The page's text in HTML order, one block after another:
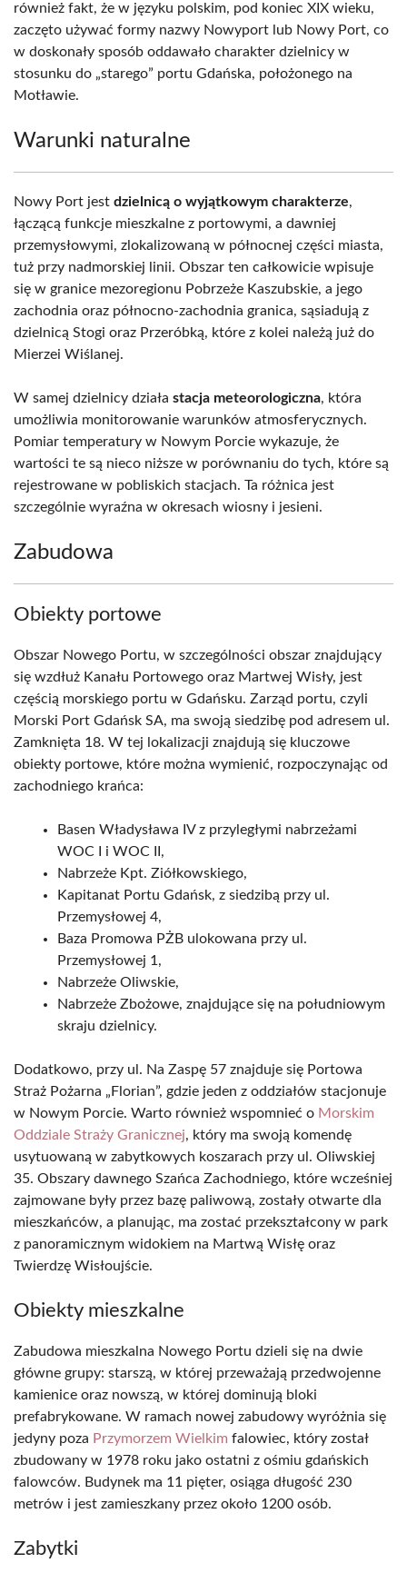
również fakt, że w języku polskim, pod koniec XIX wieku,
zaczęto używać formy nazwy Nowyport lub Nowy Port, co
w doskonały sposób oddawało charakter dzielnicy w
stosunku do „starego” portu Gdańska, położonego na
Motławie.
Warunki naturalne
Nowy Port jest dzielnicą o wyjątkowym charakterze,
łączącą funkcje mieszkalne z portowymi, a dawniej
przemysłowymi, zlokalizowaną w północnej części miasta,
tuż przy nadmorskiej linii. Obszar ten całkowicie wpisuje
się w granice mezoregionu Pobrzeże Kaszubskie, a jego
zachodnia oraz północno-zachodnia granica, sąsiadują z
dzielnicą Stogi oraz Przeróbką, które z kolei należą już do
Mierzei Wiślanej.
W samej dzielnicy działa stacja meteorologiczna, która
umożliwia monitorowanie warunków atmosferycznych.
Pomiar temperatury w Nowym Porcie wykazuje, że
wartości te są nieco niższe w porównaniu do tych, które są
rejestrowane w pobliskich stacjach. Ta różnica jest
szczególnie wyraźna w okresach wiosny i jesieni.
Zabudowa
Obiekty portowe
Obszar Nowego Portu, w szczególności obszar znajdujący
się wzdłuż Kanału Portowego oraz Martwej Wisły, jest
częścią morskiego portu w Gdańsku. Zarząd portu, czyli
Morski Port Gdańsk SA, ma swoją siedzibę pod adresem ul.
Zamknięta 18. W tej lokalizacji znajdują się kluczowe
obiekty portowe, które można wymienić, rozpoczynając od
zachodniego krańca:
Basen Władysława IV z przyległymi nabrzeżami
WOC I i WOC II,
Nabrzeże Kpt. Ziółkowskiego,
Kapitanat Portu Gdańsk, z siedzibą przy ul.
Przemysłowej 4,
Baza Promowa PŻB ulokowana przy ul.
Przemysłowej 1,
Nabrzeże Oliwskie,
Nabrzeże Zbożowe, znajdujące się na południowym
skraju dzielnicy.
Dodatkowo, przy ul. Na Zaspę 57 znajduje się Portowa
Straż Pożarna „Florian”, gdzie jeden z oddziałów stacjonuje
w Nowym Porcie. Warto również wspomnieć o Morskim
Oddziale Straży Granicznej, który ma swoją komendę
usytuowaną w zabytkowych koszarach przy ul. Oliwskiej
35. Obszary dawnego Szańca Zachodniego, które wcześniej
zajmowane były przez bazę paliwową, zostały otwarte dla
mieszkańców, a planując, ma zostać przekształcony w park
z panoramicznym widokiem na Martwą Wisłę oraz
Twierdzę Wisłoujście.
Obiekty mieszkalne
Zabudowa mieszkalna Nowego Portu dzieli się na dwie
główne grupy: starszą, w której przeważają przedwojenne
kamienice oraz nowszą, w której dominują bloki
prefabrykowane. W ramach nowej zabudowy wyróżnia się
jedyny poza Przymorzem Wielkim falowiec, który został
zbudowany w 1978 roku jako ostatni z ośmiu gdańskich
falowców. Budynek ma 11 pięter, osiąga długość 230
metrów i jest zamieszkany przez około 1200 osób.
Zabytki